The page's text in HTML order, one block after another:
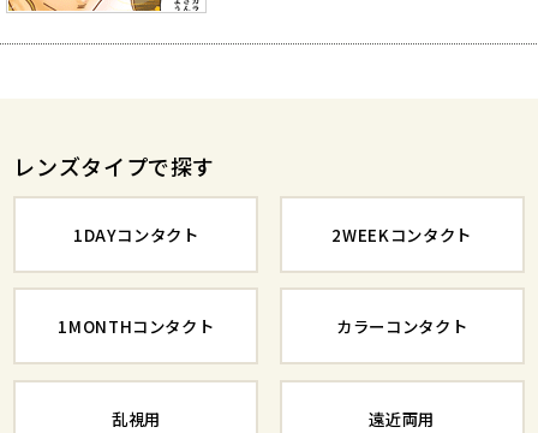
レンズタイプで探す
1DAYコンタクト 2WEEKコンタクト
1MONTHコンタクト カラーコンタクト
乱視用 遠近両用